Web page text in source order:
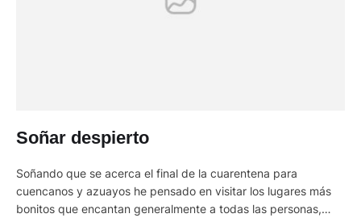
Soñar despierto
Soñando que se acerca el final de la cuarentena para
cuencanos y azuayos he pensado en visitar los lugares más
bonitos que encantan generalmente a todas las personas,